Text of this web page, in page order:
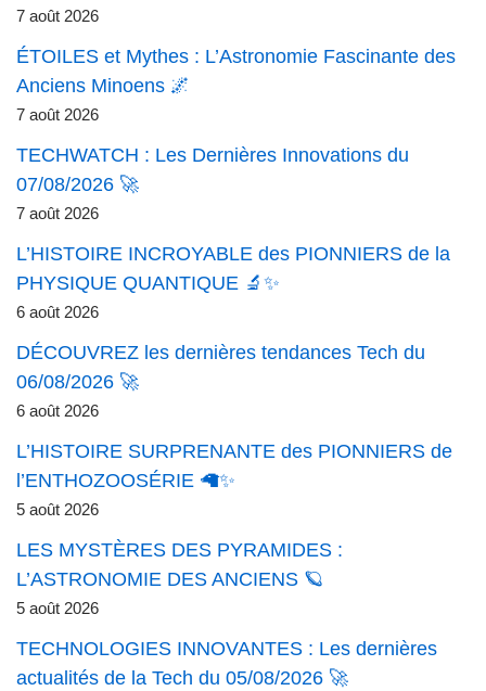
7 août 2026
ÉTOILES et Mythes : L’Astronomie Fascinante des
Anciens Minoens 🌌
7 août 2026
TECHWATCH : Les Dernières Innovations du
07/08/2026 🚀
7 août 2026
L’HISTOIRE INCROYABLE des PIONNIERS de la
PHYSIQUE QUANTIQUE 🔬✨
6 août 2026
DÉCOUVREZ les dernières tendances Tech du
06/08/2026 🚀
6 août 2026
L’HISTOIRE SURPRENANTE des PIONNIERS de
l’ENTHOZOOSÉRIE 🦙✨
5 août 2026
LES MYSTÈRES DES PYRAMIDES :
L’ASTRONOMIE DES ANCIENS 🪐
5 août 2026
TECHNOLOGIES INNOVANTES : Les dernières
actualités de la Tech du 05/08/2026 🚀